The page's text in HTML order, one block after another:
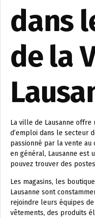
dans
de la
La ville de Lausanne
d’emploi dans le secteur
passionné par la vente
en général, Lausanne est
pouvez trouver des
Les magasins, les
Lausanne sont
rejoindre leurs équipes
vêtements, des produits